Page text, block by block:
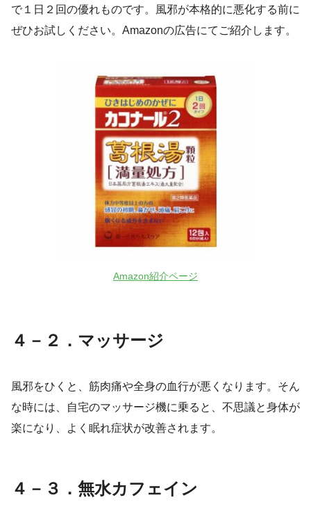
で１日２回の優れものです。風邪が本格的に悪化する前に
ぜひお試しください。Amazonの広告にてご紹介します。
Amazon紹介ページ
４－２．マッサージ
風邪をひくと、筋肉痛や全身の血行が悪くなります。そん
な時には、自宅のマッサージ機に乗ると、不思議と身体が
楽になり、よく眠れ症状が改善されます。
４－３．無水カフェイン